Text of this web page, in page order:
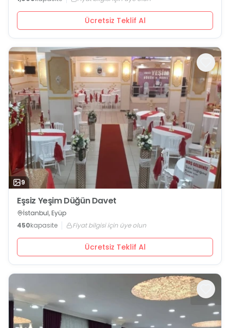
Ücretsiz Teklif Al
9
Eşsiz Yeşim Düğün Davet
İstanbul, Eyüp
450kapasite Fiyat bilgisi için üye olun
Ücretsiz Teklif Al